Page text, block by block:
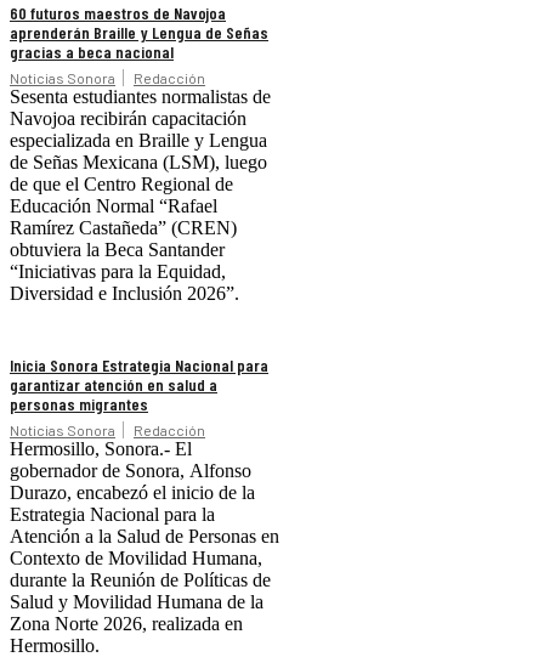
60 futuros maestros de Navojoa
aprenderán Braille y Lengua de Señas
gracias a beca nacional
Noticias Sonora Redacción
Sesenta estudiantes normalistas de
Navojoa recibirán capacitación
especializada en Braille y Lengua
de Señas Mexicana (LSM), luego
de que el Centro Regional de
Educación Normal “Rafael
Ramírez Castañeda” (CREN)
obtuviera la Beca Santander
“Iniciativas para la Equidad,
Diversidad e Inclusión 2026”.
Inicia Sonora Estrategia Nacional para
garantizar atención en salud a
personas migrantes
Noticias Sonora Redacción
Hermosillo, Sonora.- El
gobernador de Sonora, Alfonso
Durazo, encabezó el inicio de la
Estrategia Nacional para la
Atención a la Salud de Personas en
Contexto de Movilidad Humana,
durante la Reunión de Políticas de
Salud y Movilidad Humana de la
Zona Norte 2026, realizada en
Hermosillo.